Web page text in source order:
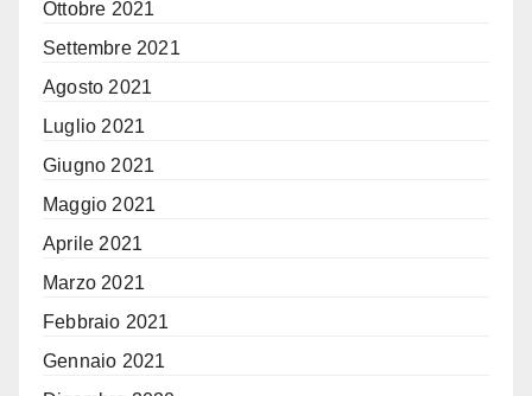
Ottobre 2021
Settembre 2021
Agosto 2021
Luglio 2021
Giugno 2021
Maggio 2021
Aprile 2021
Marzo 2021
Febbraio 2021
Gennaio 2021